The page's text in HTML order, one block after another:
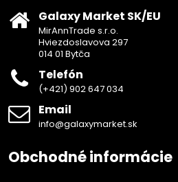
Galaxy Market SK/EU
MirAnnTrade s.r.o.
Hviezdoslavova 297
014 01 Bytča
Telefón
(+421) 902 647 034
Email
info@galaxymarket.sk
Obchodné informácie